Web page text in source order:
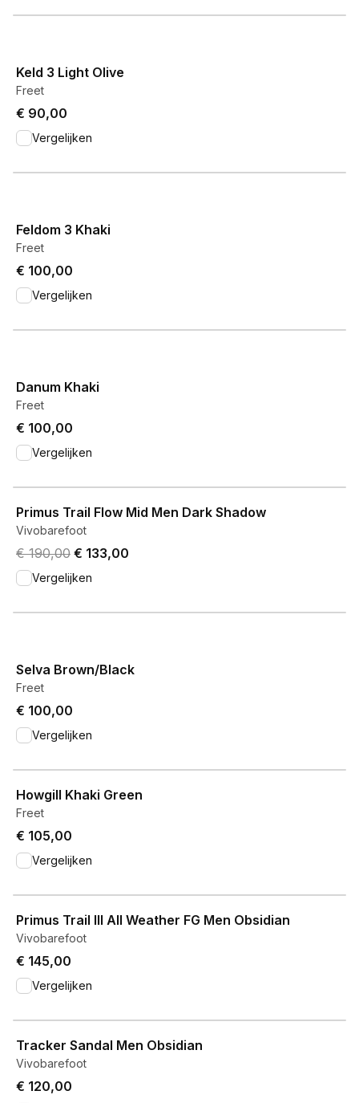
Keld 3 Light Olive
Freet
€ 90,00
Vergelijken
Feldom 3 Khaki
Freet
€ 100,00
Vergelijken
Danum Khaki
Freet
€ 100,00
Vergelijken
Primus Trail Flow Mid Men Dark Shadow
Vivobarefoot
Original price was € 190,00.
€ 190,00 Current price is € 133,00.
€ 133,00
Vergelijken
Selva Brown/Black
Freet
€ 100,00
Vergelijken
Howgill Khaki Green
Freet
€ 105,00
Vergelijken
Primus Trail III All Weather FG Men Obsidian
Vivobarefoot
€ 145,00
Vergelijken
Tracker Sandal Men Obsidian
Vivobarefoot
€ 120,00